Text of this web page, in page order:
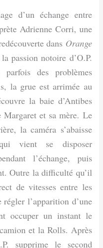
d’un échange entre
Adrienne Corri, une
dans Orange
passion notoire d’O.P.
des problèmes
la grue est arrimée au
la baie d’Antibes
et sa mère. Le
la caméra s’abaisse
vient se disposer
l’échange, puis
Outre la difficulté qu’il
de vitesses entre les
l’apparition d’une
occuper un instant le
et la Rolls. Après
supprime le second